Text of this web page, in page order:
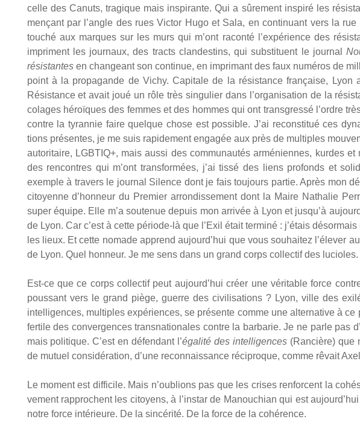
celle des Canuts, tra­gique mais ins­pi­rante. Qui a sûre­ment ins­pi­ré les
men­çant par l’angle des rues Vic­tor Hugo et Sala, en conti­nuant vers la
tou­ché aux marques sur les murs qui m’ont racon­té l’expérience des
impriment les jour­naux, des tracts clan­des­tins, qui sub­sti­tuent le jour­nal
résis­tantesen chan­geant son conti­nue, en impri­mant des faux numé­ros de
point à la pro­pa­gande de Vichy. Capi­tale de la résis­tance fran­çaise,
Résis­tance et avait joué un rôle très sin­gu­lier dans l’organisation de la
co­lages héroïques des femmes et des hommes qui ont trans­gres­sé l’ordre
contre la tyran­nie faire quelque chose est pos­sible. J’ai recons­ti­tué ces
tions pré­sentes, je me suis rapi­de­ment enga­gée aux près de mul­tiples
auto­ri­taire, LGBTIQ+, mais aus­si des com­mu­nau­tés armé­niennes, kurdes
des ren­contres qui m’ont trans­for­mées, j’ai tis­sé des liens pro­fonds et
exemple à tra­vers le jour­nal Silence dont je fais tou­jours par­tie. Après mon
citoyenne d’honneur du Pre­mier arron­dis­se­ment dont la Maire Natha­lie
super équipe. Elle m’a sou­te­nue depuis mon arri­vée à Lyon et jusqu’à
de Lyon. Car c’est à cette période-là que l’Exil était ter­mi­né : j’étais
les lieux. Et cette nomade apprend aujourd’hui que vous sou­hai­tez l’élever
de Lyon. Quel hon­neur. Je me sens dans un grand corps col­lec­tif des lucioles.
Est-ce que ce corps col­lec­tif peut aujourd’hui créer une véri­table force
pous­sant vers le grand piège, guerre des civi­li­sa­tions ? Lyon, ville des
intel­li­gences, mul­tiples expé­riences, se pré­sente comme une alter­na­tive à
fer­tile des conver­gences trans­na­tio­nales contre la bar­ba­rie. Je ne parle pas
mais poli­tique. C’est en défen­dant l’éga­li­té des intel­li­gences (Ran­cière) que
de mutuel consi­dé­ra­tion, d’une recon­nais­sance réci­proque, comme rêvait
Le moment est dif­fi­cile. Mais n’oublions pas que les crises ren­forcent la
ve­ment rap­prochent les citoyens, à l’instar de Manou­chian qui est
notre force inté­rieure. De la sin­cé­ri­té. De la force de la cohé­rence.